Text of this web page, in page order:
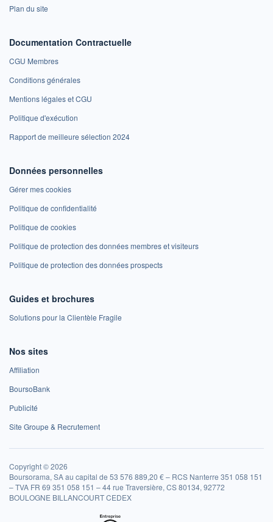
Plan du site
Documentation Contractuelle
CGU Membres
Conditions générales
Mentions légales et CGU
Politique d'exécution
Rapport de meilleure sélection 2024
Données personnelles
Gérer mes cookies
Politique de confidentialité
Politique de cookies
Politique de protection des données membres et visiteurs
Politique de protection des données prospects
Guides et brochures
Solutions pour la Clientèle Fragile
Nos sites
Affiliation
BoursoBank
Publicité
Site Groupe & Recrutement
Copyright © 2026
Boursorama, SA au capital de 53 576 889,20 € – RCS Nanterre 351 058 151
– TVA FR 69 351 058 151 – 44 rue Traversière, CS 80134, 92772
BOULOGNE BILLANCOURT CEDEX